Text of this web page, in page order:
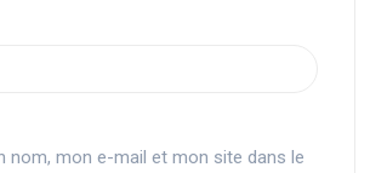
nom, mon e-mail et mon site dans le